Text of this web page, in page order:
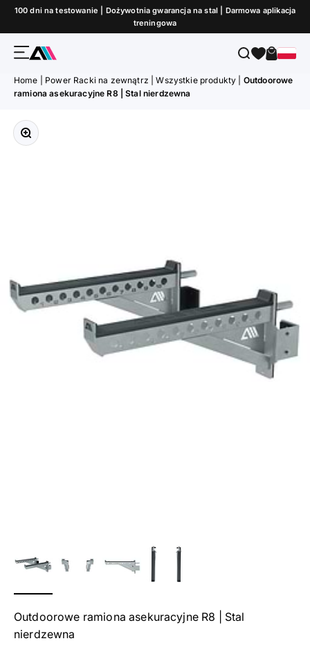
Przejdź do treści
100 dni na testowanie | Dożywotnia gwarancja na stal | Darmowa aplikacja
treningowa
MenuATLETICA SzukajKoszyk
Home Power Racki na zewnątrz Wszystkie produkty
Outdoorowe
ramiona asekuracyjne R8 | Stal nierdzewna
Przybliż
Outdoorowe ramiona asekuracyjne R8 | Stal
nierdzewna